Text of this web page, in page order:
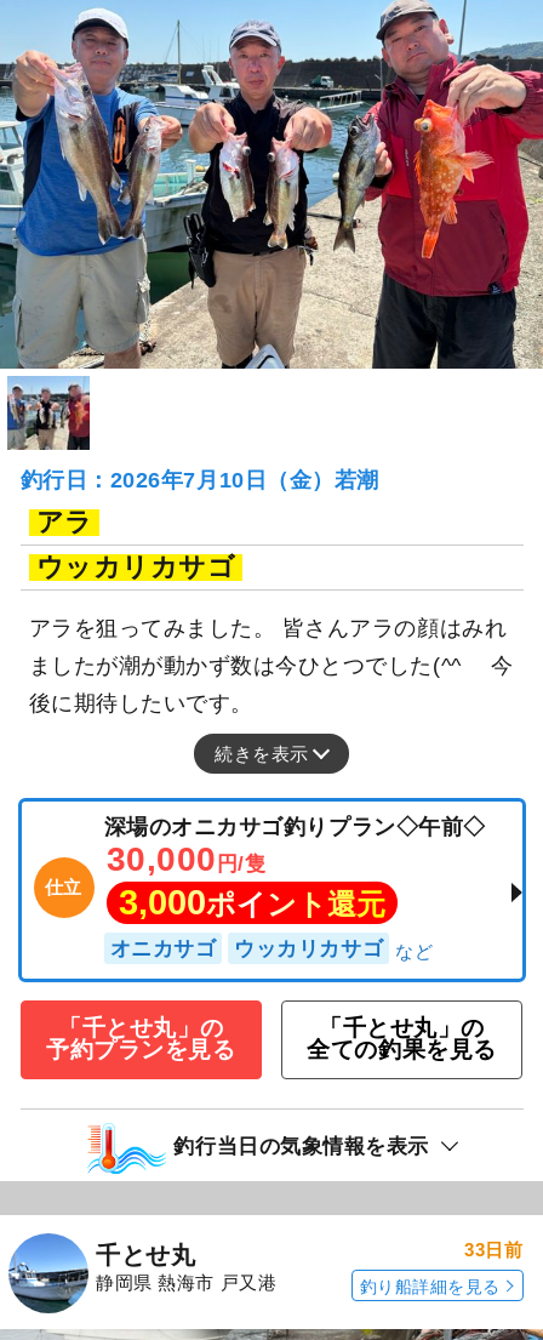
釣行日：2026年7月10日（金）若潮
アラ
ウッカリカサゴ
アラを狙ってみました。 皆さんアラの顔はみれ
ましたが潮が動かず数は今ひとつでした(^^ゞ 今
後に期待したいです。
続きを表示
仕立
深場のオニカサゴ釣りプラン◇午前◇
30,000 円/隻
3,000ポイント還元
オニカサゴ ウッカリカサゴ
「千とせ丸」の
予約プランを見る
「千とせ丸」の
全ての釣果を見る
釣行当日の気象情報を表示
千とせ丸
静岡県 熱海市 戸又港
33日前
釣り船詳細を見る